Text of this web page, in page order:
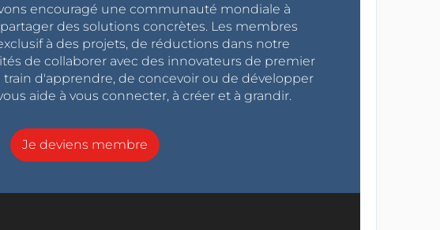
encouragé une communauté mondiale à
des solutions concrètes. Les membres
à des projets, de réductions dans notre
de collaborer avec des innovateurs de premier
train d'apprendre, de concevoir ou de développer
aide à vous connecter, à créer et à grandir.
Je deviens membre